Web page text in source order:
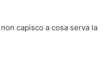
capisco a cosa serva la